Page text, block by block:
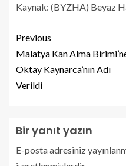
Kaynak: (BYZHA) Beyaz
Previous
Malatya Kan Alma
Oktay Kaynarca’nın Adı
Verildi
Bir yanıt yazın
E-posta adresiniz